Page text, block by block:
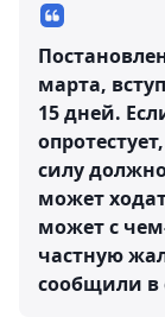
марта,
15 дней.
силу
может
может с
частную
сообщили в